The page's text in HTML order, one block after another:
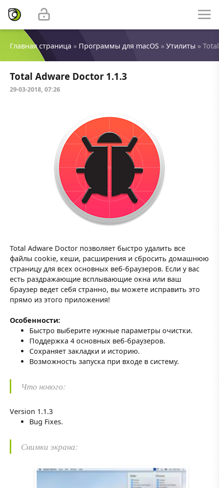
Главная страница » Программы для macOS » Утилиты »
Total Adware Doctor 1.1.3
29-03-2018, 07:26
Total Adware Doctor позволяет быстро удалить все
файлы cookie, кеши, расширения и сбросить домашнюю
страницу для всех основных веб-браузеров. Если у вас
есть раздражающие всплывающие окна или ваш
браузер ведет себя странно, вы можете исправить это
прямо из этого приложения!
Особенности:
Быстро выберите нужные параметры очистки.
Поддержка 4 основных веб-браузеров.
Сохраняет закладки и историю.
Возможность запуска при входе в систему.
Что нового:
Version 1.1.3
Bug Fixes.
Снимки экрана: